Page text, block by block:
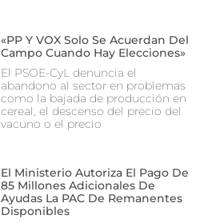
«PP Y VOX Solo Se Acuerdan Del
Campo Cuando Hay Elecciones»
El PSOE-CyL denuncia el
abandono al sector en problemas
como la bajada de producción en
cereal, el descenso del precio del
vacuno o el precio
El Ministerio Autoriza El Pago De
85 Millones Adicionales De
Ayudas La PAC De Remanentes
Disponibles